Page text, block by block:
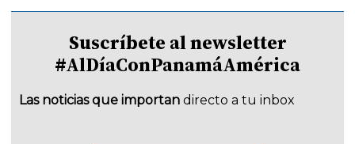
Suscríbete al newsletter
#AlDíaConPanamáAmérica
Las noticias que importan directo a tu inbox